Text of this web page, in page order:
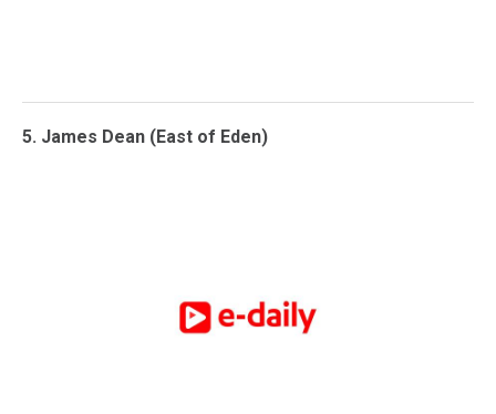
5. James Dean (East of Eden)